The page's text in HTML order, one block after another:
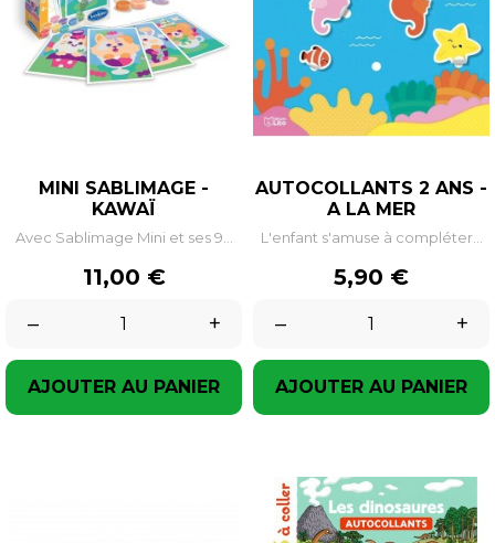
MINI SABLIMAGE -
KAWAÏ
Avec Sablimage Mini et ses 9...
Prix
11,00 €
–
+
AJOUTER AU PANIER
AUTOCOLLANTS 2 ANS -
A LA MER
L'enfant s'amuse à compléter...
Prix
5,90 €
–
+
AJOUTER AU PANIER